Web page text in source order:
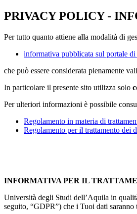
PRIVACY POLICY -
Per tutto quanto attiene alla modalità di
informativa pubblicata sul portale
che può essere considerata pienamente
In particolare il presente sito utilizza solo
Per ulteriori informazioni è possibile
Regolamento in materia di
Regolamento per il trattamento
INFORMATIVA PER IL
Università degli Studi dell’Aquila in
seguito, “GDPR”) che i Tuoi dati